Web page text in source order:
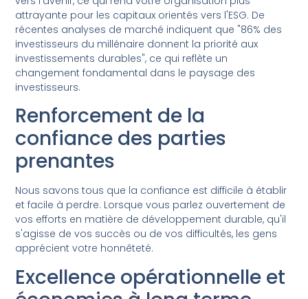
attrayante pour les capitaux orientés vers l'ESG. De
récentes analyses de marché indiquent que "86% des
investisseurs du millénaire donnent la priorité aux
investissements durables", ce qui reflète un
changement fondamental dans le paysage des
investisseurs.
Renforcement de la
confiance des parties
prenantes
Nous savons tous que la confiance est difficile à établir
et facile à perdre. Lorsque vous parlez ouvertement de
vos efforts en matière de développement durable, qu'il
s'agisse de vos succès ou de vos difficultés, les gens
apprécient votre honnêteté.
Excellence opérationnelle et